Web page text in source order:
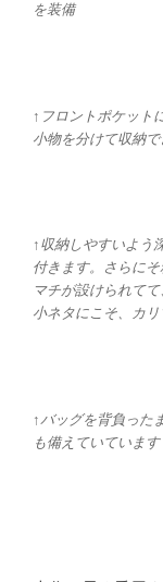
を装備
↑フロントポケット
小物を分けて収納
↑収納しやすいよう
付きます。さらに
マチが設けられて
小ネタにこそ、カ
↑バッグを背負った
も備えていています